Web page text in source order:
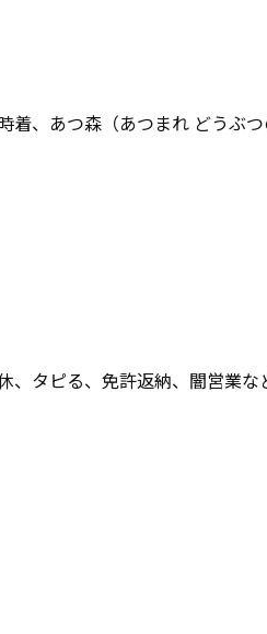
着、あつ森（あつまれ どうぶ
、タピる、免許返納、闇営業な